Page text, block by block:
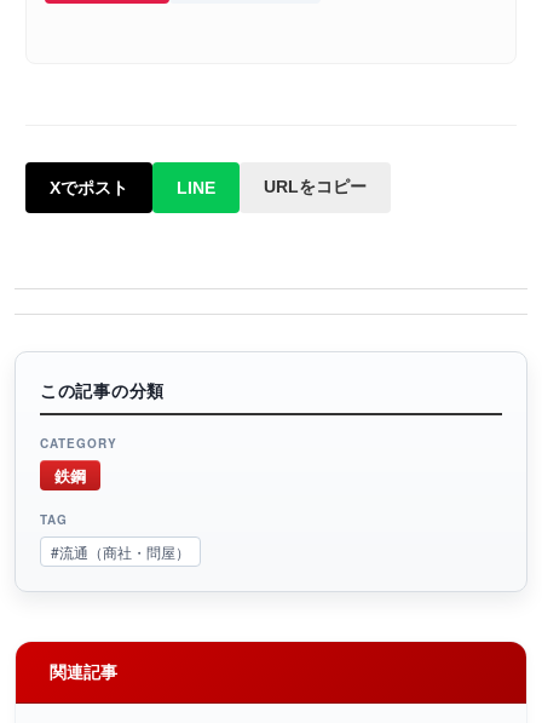
Xでポスト LINE URLをコピー
この記事の分類
CATEGORY
鉄鋼
TAG
#流通（商社・問屋）
関連記事